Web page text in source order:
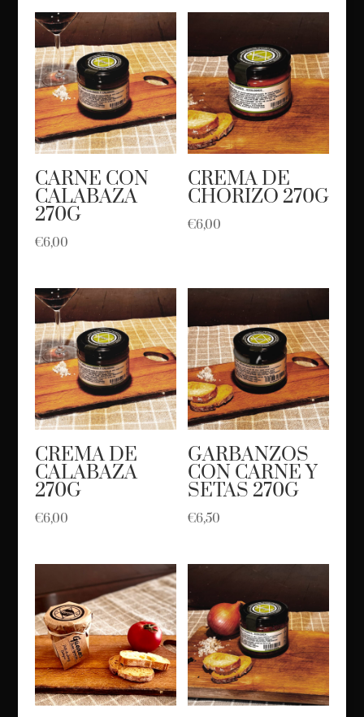
CARNE CON
CALABAZA
270G
€6,00
CREMA DE
CHORIZO 270G
€6,00
CREMA DE
CALABAZA
270G
€6,00
GARBANZOS
CON CARNE Y
SETAS 270G
€6,50